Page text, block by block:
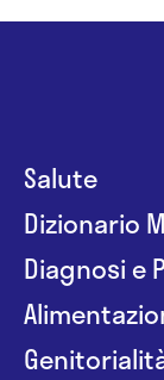
Salute
Dizionario
Diagnosi e